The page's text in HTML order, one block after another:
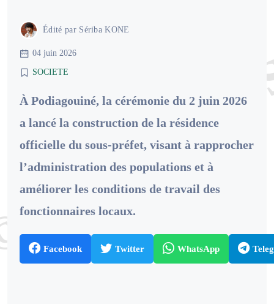
Édité par Sériba KONE
04 juin 2026
SOCIETE
À Podiagouiné, la cérémonie du 2 juin 2026
a lancé la construction de la résidence
officielle du sous-préfet, visant à rapprocher
l’administration des populations et à
améliorer les conditions de travail des
fonctionnaires locaux.
Facebook Twitter WhatsApp